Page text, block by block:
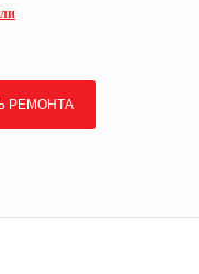
РЕМОНТА